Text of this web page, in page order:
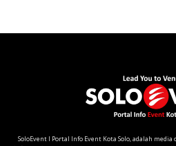
SoloEvent I Portal Info Event Kota Solo, adalah